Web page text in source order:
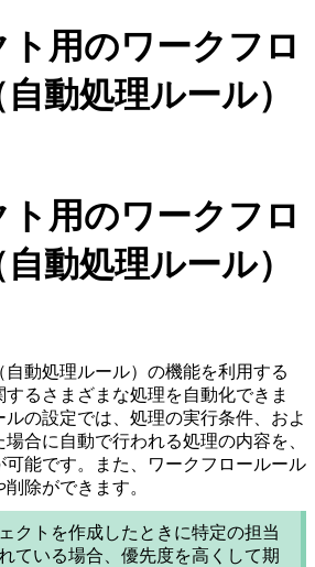
用のワークフロ
動処理ルール）
用のワークフロ
動処理ルール）
自動処理ルール）の機能を利用する
るさまざまな処理を自動化できま
の設定では、処理の実行条件、およ
合に自動で行われる処理の内容を、
能です。また、ワークフロールール
除ができます。
クトを作成したときに特定の担当
ている場合、優先度を高くして期